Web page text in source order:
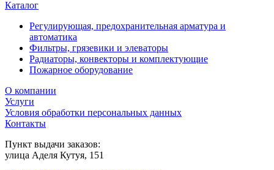
Каталог
Регулирующая, предохранительная арматура и
автоматика
Фильтры, грязевики и элеваторы
Радиаторы, конвекторы и комплектующие
Пожарное оборудование
О компании
Услуги
Условия обработки персональных данных
Контакты
Пункт выдачи заказов:
​улица Аделя Кутуя, 151